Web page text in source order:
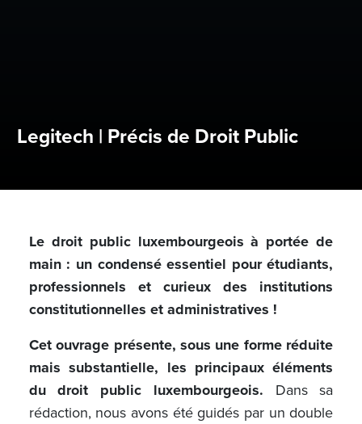
Legitech | Précis de Droit Public
Le droit public luxembourgeois à portée de
main : un condensé essentiel pour étudiants,
professionnels et curieux des institutions
constitutionnelles et administratives !
Cet ouvrage présente, sous une forme réduite
mais substantielle, les principaux éléments
du droit public luxembourgeois. Dans sa
rédaction, nous avons été guidés par un double